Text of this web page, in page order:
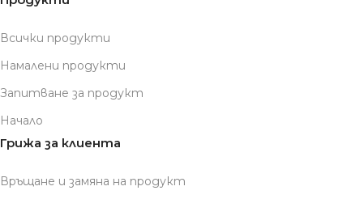
Всички продукти
Намалени продукти
Запитване за продукт
Начало
Грижа за клиента
Връщане и замяна на продукт